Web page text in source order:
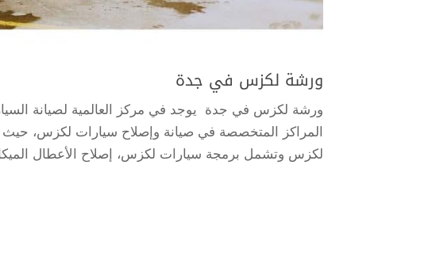
ورشة لكزس في جدة
ورشة لكزس في جدة يوجد في مركز العالمية لصيانة
المراكز المتخصصة في صيانة وإصلاح سيارات لكزس، حيث
لكزس وتشمل برمجة سيارات لكزس، إصلاح الأعطال